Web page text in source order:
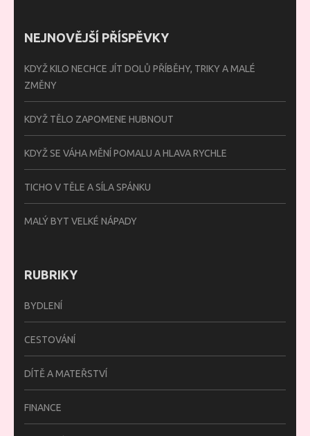
NEJNOVĚJŠÍ PŘÍSPĚVKY
KDYŽ KILO NECHCE JÍT DOLŮ PŘÍBĚHY, TRIKY A MALÉ
ZMĚNY
KDYŽ TĚLO ZAPOMENE HUBNOUT
KDYŽ SE VÁHA MĚNÍ POMALU A HLAVA RYCHLE
TICHO V TĚLE A SÍLA SPÁNKU
MALÝ BYT VELKÉ NÁPADY
RUBRIKY
BYDLENÍ
CESTOVÁNÍ
DÍTĚ A MATEŘSTVÍ
FINANCE